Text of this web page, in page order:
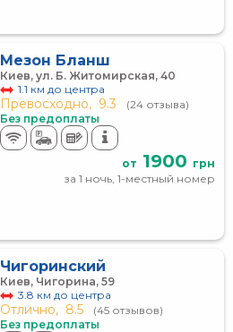
Мезон Бланш
Киев, ул. Б. Житомирская, 40
1.1 км до центра
Превосходно, 9.3
(24 отзыва)
Без предоплаты
от 1900 грн
за 1 ночь, 1-местный номер
Чигоринский
Киев, Чигорина, 59
3.8 км до центра
Отлично, 8.5
(45 отзывов)
Без предоплаты